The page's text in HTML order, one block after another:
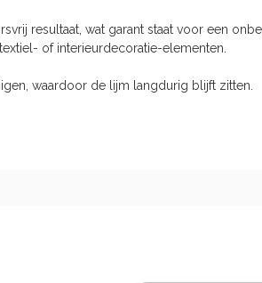
resultaat, wat garant staat voor een
of interieurdecoratie-elementen.
waardoor de lijm langdurig blijft zitten.